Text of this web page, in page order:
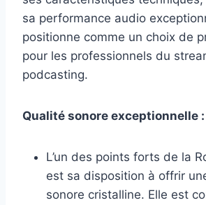
sa performance audio
positionne comme un choix de
pour les professionnels du
podcasting.
Qualité sonore exceptionnelle :
L’un des points forts de la
est sa disposition à offrir
sonore cristalline. Elle est